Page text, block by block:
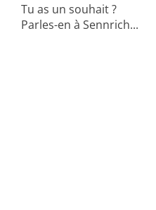
Tu as un souhait ?
Parles-en à Sennrich...​